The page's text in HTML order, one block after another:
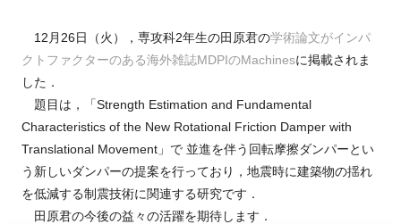
12月26日（火），専攻科2年生の田原君の学術論文がインパ
クトファクターのある海外雑誌MDPIのMachinesに掲載されま
した．
題目は，「Strength Estimation and Fundamental
Characteristics of the New Rotational Friction Damper with
Translational Movement」で 並進を伴う回転摩擦ダンパーとい
う新しいダンパーの提案を行っており，地震時に建築物の揺れ
を低減する制震技術に関連する研究です．
田原君の今後の益々の活躍を期待します．